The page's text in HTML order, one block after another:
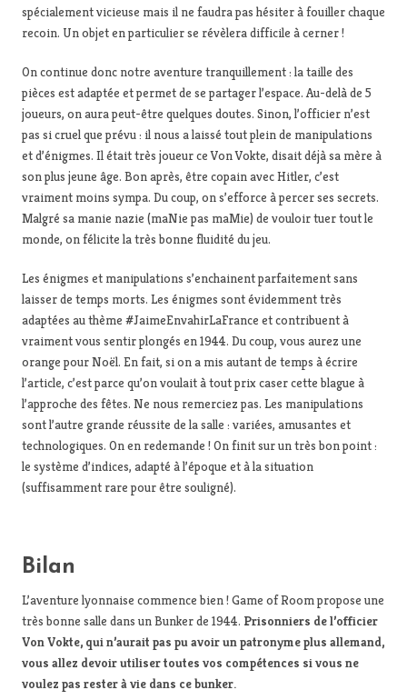
spécialement vicieuse mais il ne faudra pas hésiter à fouiller chaque
recoin. Un objet en particulier se révèlera difficile à cerner !
On continue donc notre aventure tranquillement : la taille des
pièces est adaptée et permet de se partager l’espace. Au-delà de 5
joueurs, on aura peut-être quelques doutes. Sinon, l’officier n’est
pas si cruel que prévu : il nous a laissé tout plein de manipulations
et d’énigmes. Il était très joueur ce Von Vokte, disait déjà sa mère à
son plus jeune âge. Bon après, être copain avec Hitler, c’est
vraiment moins sympa. Du coup, on s’efforce à percer ses secrets.
Malgré sa manie nazie (maNie pas maMie) de vouloir tuer tout le
monde, on félicite la très bonne fluidité du jeu.
Les énigmes et manipulations s’enchainent parfaitement sans
laisser de temps morts. Les énigmes sont évidemment très
adaptées au thème #JaimeEnvahirLaFrance et contribuent à
vraiment vous sentir plongés en 1944. Du coup, vous aurez une
orange pour Noël. En fait, si on a mis autant de temps à écrire
l’article, c’est parce qu’on voulait à tout prix caser cette blague à
l’approche des fêtes. Ne nous remerciez pas. Les manipulations
sont l’autre grande réussite de la salle : variées, amusantes et
technologiques. On en redemande ! On finit sur un très bon point :
le système d’indices, adapté à l’époque et à la situation
(suffisamment rare pour être souligné).
Bilan
L’aventure lyonnaise commence bien ! Game of Room propose une
très bonne salle dans un Bunker de 1944. Prisonniers de l’officier
Von Vokte, qui n’aurait pas pu avoir un patronyme plus allemand,
vous allez devoir utiliser toutes vos compétences si vous ne
voulez pas rester à vie dans ce bunker.